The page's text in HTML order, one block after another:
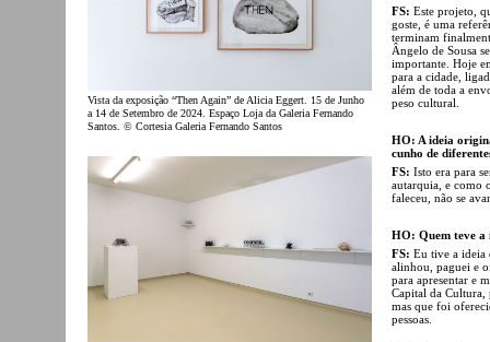
Vista da exposição “Then Again” de Alicia Eggert. 15 de Junho
a 14 de Setembro de 2024. Espaço Loja da Galeria Fernando
Santos. © Cortesia Galeria Fernando Santos
FS: Este projeto,
goste, é uma
terminam
Ângelo de Sousa
importante. Hoje
para a cidade,
além de toda a
peso cultural.
HO: A ideia
cunho de
FS: Isto era para
autarquia, e como
faleceu, não se
HO: Quem teve a
FS: Eu tive a ideia
alinhou, paguei e
para apresentar e
Capital da Cultura,
mas que foi
pessoas.